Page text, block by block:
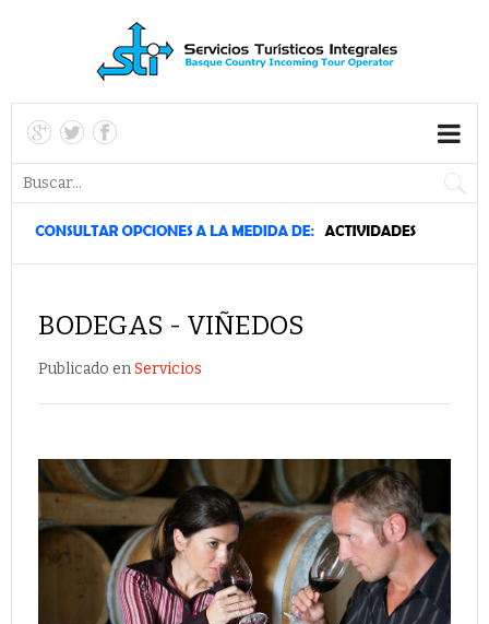
BODEGAS - VIÑEDOS
Publicado enServicios